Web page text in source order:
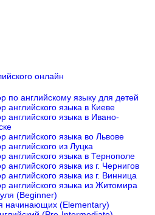
онлайн
по английскому языку для детей
английского языка в Киеве
английского языка в Ивано-
английского языка во Львове
английского из Луцка
английского языка в Тернополе
английского языка из г. Чернигов
английского языка из г. Винница
английского языка из Житомира
(Beginner)
начинающих (Elementary)